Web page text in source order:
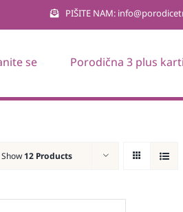
PIŠITE NAM:
se Porodična 3 plus
Show 12 Products